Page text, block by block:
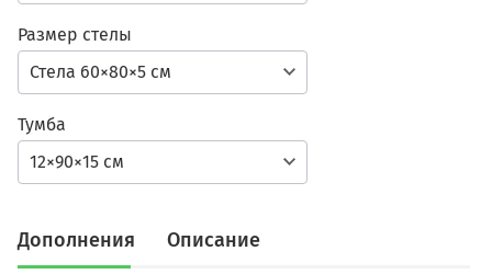
Стела 60×80×5 см
Размер стелы
12×90×15 см
Тумба
Дополнения Описание